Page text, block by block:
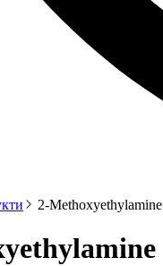
2-Methoxyethylamine